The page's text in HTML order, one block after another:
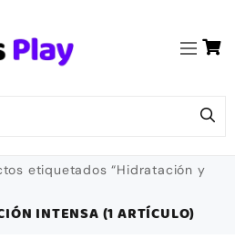
etiquetados “Hidratación y
INTENSA (1 ARTÍCULO)